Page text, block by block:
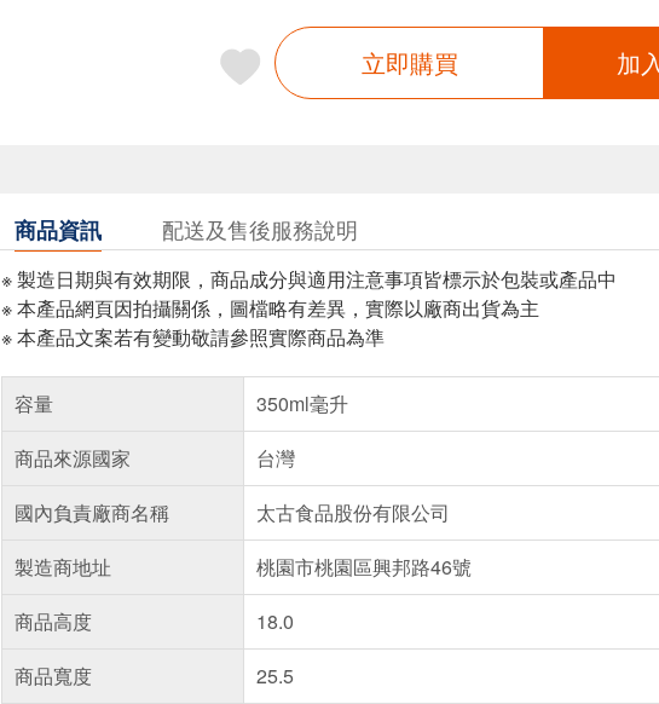
立即購買 加
商品資訊 配送及售後服務說明
※ 製造日期與有效期限，商品成分與適用注意事項皆標示於包裝或產品中
※ 本產品網頁因拍攝關係，圖檔略有差異，實際以廠商出貨為主
※ 本產品文案若有變動敬請參照實際商品為準
容量
350ml毫升
商品來源國家
台灣
國內負責廠商名稱
太古食品股份有限公司
製造商地址
桃園市桃園區興邦路46號
商品高度
18.0
商品寬度
25.5